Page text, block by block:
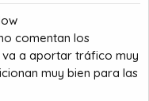
comentan los
va a aportar tráfico muy
muy bien para las